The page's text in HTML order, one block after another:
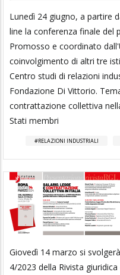
Lunedì 24 giugno, a partire
line la conferenza finale del
Promosso e coordinato
coinvolgimento di altri tre
Centro studi di relazioni
Fondazione Di Vittorio.
contrattazione collettiva
Stati membri
RELAZIONI INDUSTRIALI
Giovedì 14 marzo si
4/2023 della Rivista